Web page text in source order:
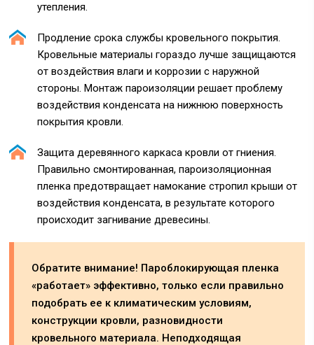
утепления.
Продление срока службы кровельного покрытия.
Кровельные материалы гораздо лучше защищаются
от воздействия влаги и коррозии с наружной
стороны. Монтаж пароизоляции решает проблему
воздействия конденсата на нижнюю поверхность
покрытия кровли.
Защита деревянного каркаса кровли от гниения.
Правильно смонтированная, пароизоляционная
пленка предотвращает намокание стропил крыши от
воздействия конденсата, в результате которого
происходит загнивание древесины.
Обратите внимание! Пароблокирующая пленка
«работает» эффективно, только если правильно
подобрать ее к климатическим условиям,
конструкции кровли, разновидности
кровельного материала. Неподходящая